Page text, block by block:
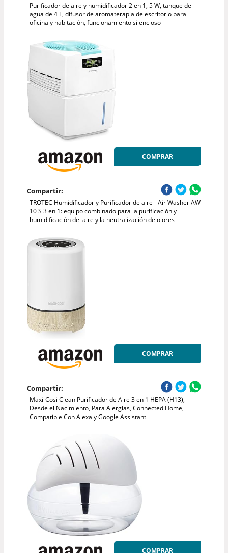
Purificador de aire y humidificador 2 en 1, 5 W, tanque de
agua de 4 L, difusor de aromaterapia de escritorio para
oficina y habitación, funcionamiento silencioso
COMPRAR
Compartir:
TROTEC Humidificador y Purificador de aire - Air Washer AW
10 S 3 en 1: equipo combinado para la purificación y
humidificación del aire y la neutralización de olores
COMPRAR
Compartir:
Maxi-Cosi Clean Purificador de Aire 3 en 1 HEPA (H13),
Desde el Nacimiento, Para Alergias, Connected Home,
Compatible Con Alexa y Google Assistant
COMPRAR